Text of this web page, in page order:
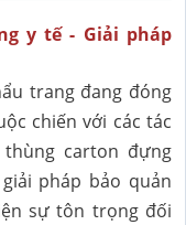
y tế - Giải pháp
trang đang đóng
chiến với các tác
carton đựng
pháp bảo quản
sự tôn trọng đối